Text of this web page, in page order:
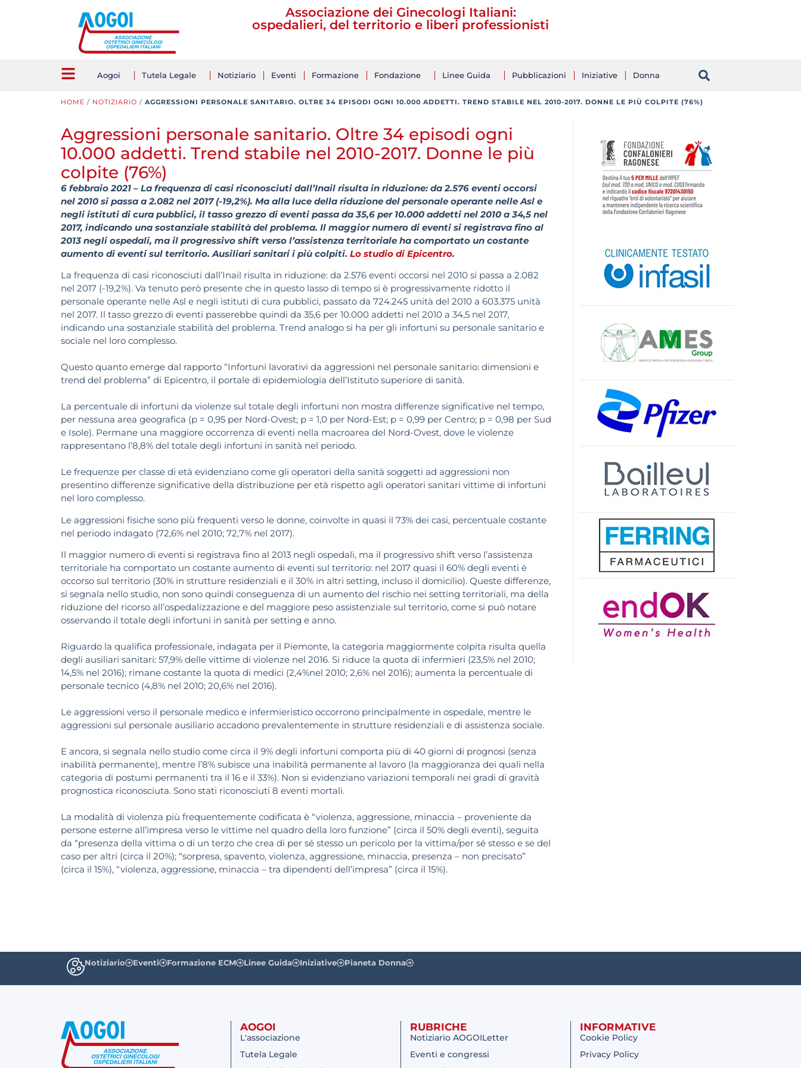
Associazione dei Ginecologi Italiani:
ospedalieri, del territorio e liberi professionisti
Aogoi Tutela Legale Notiziario Eventi Formazione Fondazione Linee Guida Pubblicazioni Iniziative Donna
HOME / NOTIZIARIO / AGGRESSIONI PERSONALE SANITARIO. OLTRE 34 EPISODI OGNI 10.000 ADDETTI. TREND STABILE NEL 2010-2017. DONNE LE PIÙ COLPITE (76%)
Aggressioni personale sanitario. Oltre 34 episodi ogni
10.000 addetti. Trend stabile nel 2010-2017. Donne le più
colpite (76%)
6 febbraio 2021 – La frequenza di casi riconosciuti dall’Inail risulta in riduzione: da 2.576 eventi occorsi
nel 2010 si passa a 2.082 nel 2017 (-19,2%). Ma alla luce della riduzione del personale operante nelle Asl e
negli istituti di cura pubblici, il tasso grezzo di eventi passa da 35,6 per 10.000 addetti nel 2010 a 34,5 nel
2017, indicando una sostanziale stabilità del problema. Il maggior numero di eventi si registrava fino al
2013 negli ospedali, ma il progressivo shift verso l’assistenza territoriale ha comportato un costante
aumento di eventi sul territorio. Ausiliari sanitari i più colpiti. Lo studio di Epicentro.
La frequenza di casi riconosciuti dall’Inail risulta in riduzione: da 2.576 eventi occorsi nel 2010 si passa a 2.082
nel 2017 (-19,2%). Va tenuto però presente che in questo lasso di tempo si è progressivamente ridotto il
personale operante nelle Asl e negli istituti di cura pubblici, passato da 724.245 unità del 2010 a 603.375 unità
nel 2017. Il tasso grezzo di eventi passerebbe quindi da 35,6 per 10.000 addetti nel 2010 a 34,5 nel 2017,
indicando una sostanziale stabilità del problema. Trend analogo si ha per gli infortuni su personale sanitario e
sociale nel loro complesso.
Questo quanto emerge dal rapporto “Infortuni lavorativi da aggressioni nel personale sanitario: dimensioni e
trend del problema” di Epicentro, il portale di epidemiologia dell’Istituto superiore di sanità.
La percentuale di infortuni da violenze sul totale degli infortuni non mostra differenze significative nel tempo,
per nessuna area geografica (p = 0,95 per Nord-Ovest; p = 1,0 per Nord-Est; p = 0,99 per Centro; p = 0,98 per Sud
e Isole). Permane una maggiore occorrenza di eventi nella macroarea del Nord-Ovest, dove le violenze
rappresentano l’8,8% del totale degli infortuni in sanità nel periodo.
Le frequenze per classe di età evidenziano come gli operatori della sanità soggetti ad aggressioni non
presentino differenze significative della distribuzione per età rispetto agli operatori sanitari vittime di infortuni
nel loro complesso.
Le aggressioni fisiche sono più frequenti verso le donne, coinvolte in quasi il 73% dei casi, percentuale costante
nel periodo indagato (72,6% nel 2010; 72,7% nel 2017).
Il maggior numero di eventi si registrava fino al 2013 negli ospedali, ma il progressivo shift verso l’assistenza
territoriale ha comportato un costante aumento di eventi sul territorio: nel 2017 quasi il 60% degli eventi è
occorso sul territorio (30% in strutture residenziali e il 30% in altri setting, incluso il domicilio). Queste differenze,
si segnala nello studio, non sono quindi conseguenza di un aumento del rischio nei setting territoriali, ma della
riduzione del ricorso all’ospedalizzazione e del maggiore peso assistenziale sul territorio, come si può notare
osservando il totale degli infortuni in sanità per setting e anno.
Riguardo la qualifica professionale, indagata per il Piemonte, la categoria maggiormente colpita risulta quella
degli ausiliari sanitari: 57,9% delle vittime di violenze nel 2016. Si riduce la quota di infermieri (23,5% nel 2010;
14,5% nel 2016); rimane costante la quota di medici (2,4%nel 2010; 2,6% nel 2016); aumenta la percentuale di
personale tecnico (4,8% nel 2010; 20,6% nel 2016).
Le aggressioni verso il personale medico e infermieristico occorrono principalmente in ospedale, mentre le
aggressioni sul personale ausiliario accadono prevalentemente in strutture residenziali e di assistenza sociale.
E ancora, si segnala nello studio come circa il 9% degli infortuni comporta più di 40 giorni di prognosi (senza
inabilità permanente), mentre l’8% subisce una inabilità permanente al lavoro (la maggioranza dei quali nella
categoria di postumi permanenti tra il 16 e il 33%). Non si evidenziano variazioni temporali nei gradi di gravità
prognostica riconosciuta. Sono stati riconosciuti 8 eventi mortali.
La modalità di violenza più frequentemente codificata è “violenza, aggressione, minaccia – proveniente da
persone esterne all’impresa verso le vittime nel quadro della loro funzione” (circa il 50% degli eventi), seguita
da “presenza della vittima o di un terzo che crea di per sé stesso un pericolo per la vittima/per sé stesso e se del
caso per altri (circa il 20%); “sorpresa, spavento, violenza, aggressione, minaccia, presenza – non precisato”
(circa il 15%), “violenza, aggressione, minaccia – tra dipendenti dell’impresa” (circa il 15%).
Notiziario Eventi Formazione ECM Linee Guida Iniziative Pianeta Donna
AOGOI
L'associazione
Tutela Legale
RUBRICHE
Notiziario AOGOILetter
Eventi e congressi
INFORMATIVE
Cookie Policy
Privacy Policy